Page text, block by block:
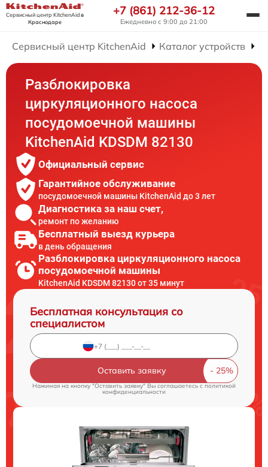
Сервисный центр KitchenAidв
Краснодаре
+7 (861) 212-36-12
Ежедневно с 9:00 до 21:00
Сервисный центр KitchenAid Каталог устройств
Разблокировка
циркуляционного насоса
посудомоечной машины
KitchenAid KDSDM 82130
Официальный сервис
Гарантийное обслуживание
посудомоечной машины KitchenAid до 3 лет
Диагностика за наш счет,
ремонт по желанию
Бесплатный выезд курьера
в день обращения
Разблокировка циркуляционного насоса
посудомоечной машины
KitchenAid KDSDM 82130 от 35 минут
Бесплатная консультация со
специалистом
Оставить заявку
Нажимая на кнопку "Оставить заявку" Вы соглашаетесь cполитикой
конфиденциальности